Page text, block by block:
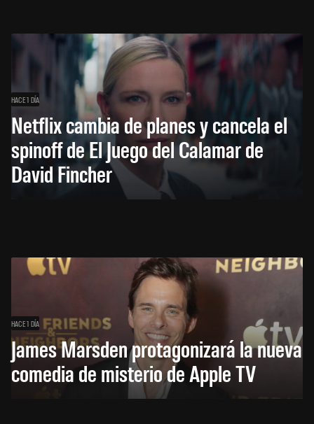
HACE 1 DÍA
Netflix cambia de planes y cancela el
spinoff de El Juego del Calamar de
David Fincher
HACE 1 DÍA
James Marsden protagonizará la nueva
comedia de misterio de Apple TV